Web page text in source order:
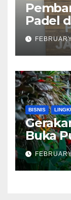
Padel
BISNIS
Buka